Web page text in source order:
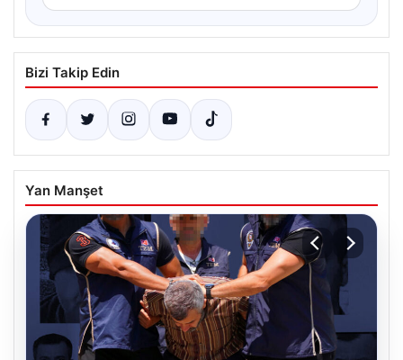
Bizi Takip Edin
Yan Manşet